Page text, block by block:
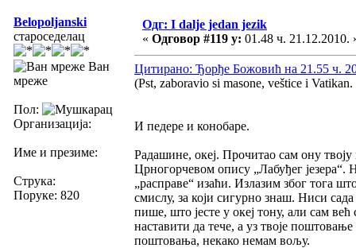
Belopoljanski
староседелац
Ван
мреже
Пол:
Организација:
Име и презиме:
Струка:
Поруке: 820
Одг: I dalje jedan jezik
« Одговор #119 у: 01.48 ч. 21.12.2010.
Цитирано: Ђорђе Божовић на 21.55 ч.
(Pst, zaboravio si masone, veštice i Vatikan.
И педере и конобаре.
Радашине, океј. Прочитао сам ону
Црногорчевом опису „Лабуђег
„расправе“ изаћи. Излазим због тога
смислу, за који сигурно знаш. Ниси
пише, што јесте у океј тону, али сам
наставити да тече, а уз твоје
поштовања, некако немам вољу.